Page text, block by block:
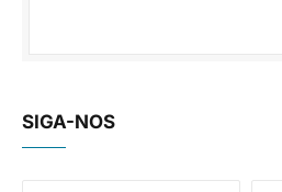
SIGA-NOS